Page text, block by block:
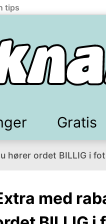
tips
Gratis
Mattilbud
& Streaming
Spotpris strøm
Sparetips
hører ordet BILLIG i
med